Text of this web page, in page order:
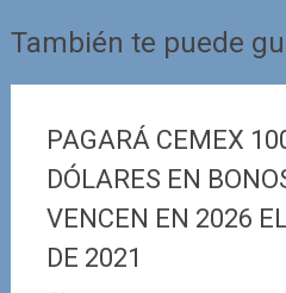
También te puede
PAGARÁ CEMEX
DÓLARES EN
VENCEN EN 2026
DE 2021